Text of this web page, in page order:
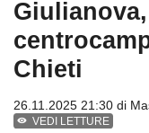
Chieti
26.11.2025 21:30 di
VEDI LETTURE